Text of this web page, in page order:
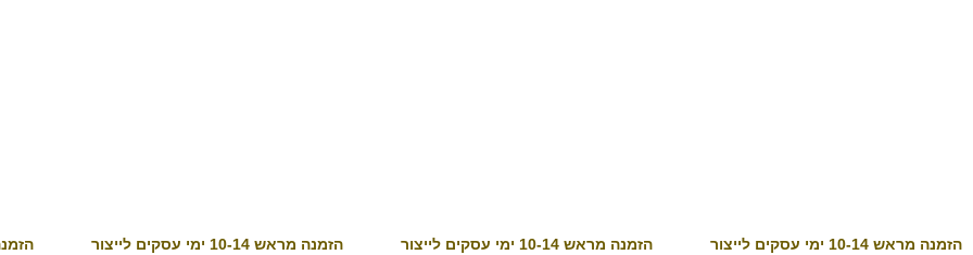
הזמנה מראש 10-14 ימי עסקים לייצור הזמנה מראש 10-14 ימי עסקים לייצור הזמנה מראש 10-14 ימי עסקים לייצור הזמנה מראש